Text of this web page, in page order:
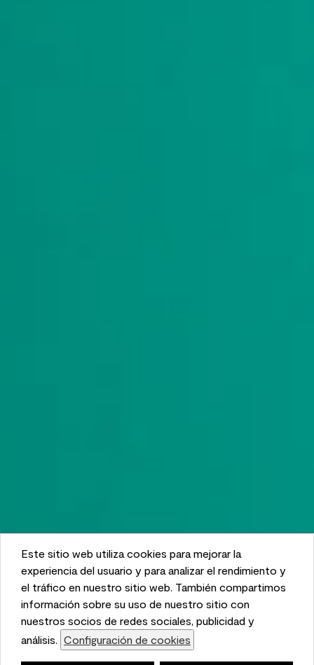
This website uses cookies to enhance user experience
and to analyze performance and traffic on our website.
We also share information about your use of our site
with our social media, advertising, and analytics
partners. Cookie Settings
Este sitio web utiliza cookies para mejorar la
experiencia del usuario y para analizar el rendimiento y
el tráfico en nuestro sitio web. También compartimos
información sobre su uso de nuestro sitio con
nuestros socios de redes sociales, publicidad y
análisis. Configuración de cookies